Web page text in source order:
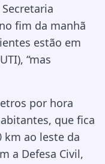
fim da manhã
estão em
“mas
por hora
que fica
km ao leste da
a Defesa Civil,